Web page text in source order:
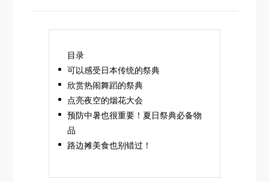
目录
可以感受日本传统的祭典
欣赏热闹舞蹈的祭典
点亮夜空的烟花大会
预防中暑也很重要！夏日祭典必备物
品
路边摊美食也别错过！